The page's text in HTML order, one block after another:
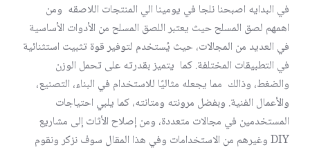
في البدايه اصبحنا نلجا في يومينا الي المنتجات اللاصقه ومن
اهمهم لصق المسلح حيث يعتبر اللصق المسلح من الأدوات الأساسية
في العديد من المجالات، حيث يُستخدم لتوفير قوة تثبيت استثنائية
في التطبيقات المختلفة. كما يتميز بقدرته على تحمل الوزن
والضغط، وذالك مما يجعله مثاليًا للاستخدام في البناء، التصنيع،
والأعمال الفنية. وبفضل مرونته ومتانته، كما يلبي احتياجات
المستخدمين في مجالات متعددة، ومن إصلاح الأثاث إلى مشاريع
DIY وغيرهم من الاستخدامات وفي هذا المقال سوف نزكر ونقوم